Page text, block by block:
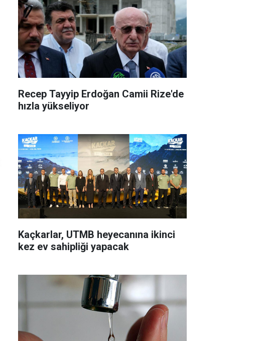
Recep Tayyip Erdoğan Camii Rize'de
hızla yükseliyor
Kaçkarlar, UTMB heyecanına ikinci
kez ev sahipliği yapacak